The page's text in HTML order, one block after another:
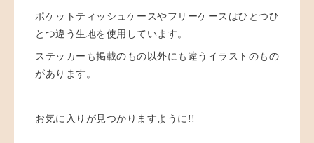
ポケットティッシュケースやフリーケースはひとつひ
とつ違う生地を使用しています。
ステッカーも掲載のもの以外にも違うイラストのもの
があります。
お気に入りが見つかりますように!!